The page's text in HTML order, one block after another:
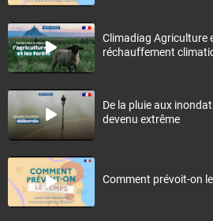
Climadiag Agriculture
réchauffement
De la pluie aux
devenu extrême
Comment prévoit-on